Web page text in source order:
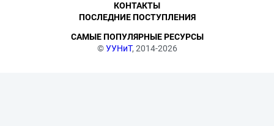
©УУНиТ, 2014-2026
КОНТАКТЫ
ПОСЛЕДНИЕ ПОСТУПЛЕНИЯ
САМЫЕ ПОПУЛЯРНЫЕ РЕСУРСЫ